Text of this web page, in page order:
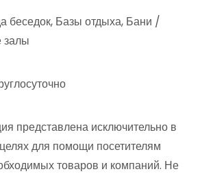
беседок, Базы отдыха, Бани /
залы
представлена исключительно в
для помощи посетителям
товаров и компаний. Не